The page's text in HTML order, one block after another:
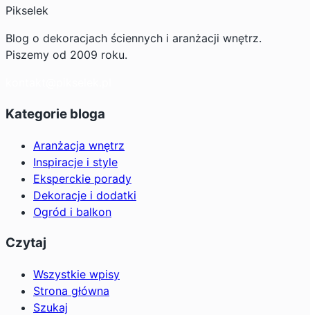
Pikselek
Blog o dekoracjach ściennych i aranżacji wnętrz.
Piszemy od 2009 roku.
Kategorie bloga
Aranżacja wnętrz
Inspiracje i style
Eksperckie porady
Dekoracje i dodatki
Ogród i balkon
Czytaj
Wszystkie wpisy
Strona główna
Szukaj